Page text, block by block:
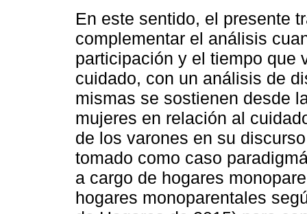
En este sentido, el presente
complementar el análisis
participación y el tiempo que
cuidado, con un análisis de
mismas se sostienen desde
mujeres en relación al
de los varones en su
tomado como caso
a cargo de hogares
hogares monoparentales